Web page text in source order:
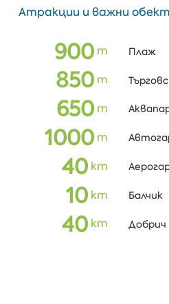
Атракции и важни
900m Плаж
850m
650m
1000m
40km
10km Балчик
40km Добрич